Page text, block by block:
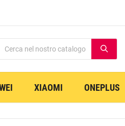
XIAOMI ONEPLUS